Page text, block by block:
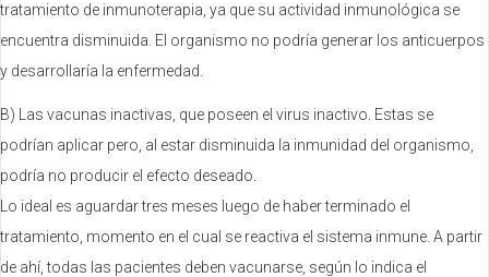
tratamiento de inmunoterapia, ya que su actividad inmunológica se
encuentra disminuida. El organismo no podría generar los anticuerpos
y desarrollaría la enfermedad.
B) Las vacunas inactivas, que poseen el virus inactivo. Estas se
podrían aplicar pero, al estar disminuida la inmunidad del organismo,
podría no producir el efecto deseado.
Lo ideal es aguardar tres meses luego de haber terminado el
tratamiento, momento en el cual se reactiva el sistema inmune. A partir
de ahí, todas las pacientes deben vacunarse, según lo indica el